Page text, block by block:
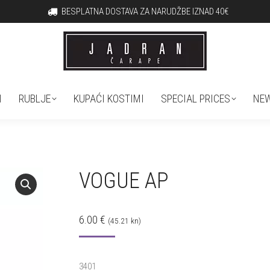
BESPLATNA DOSTAVA ZA NARUDŽBE IZNAD 40€
RUBLJE KUPAĆI KOSTIMI SPECIAL PRICES
VOGUE AP
6.00€ (45.21 kn)
3401
PREMIUM MIA ARSSI RUBLJE KUPAĆI